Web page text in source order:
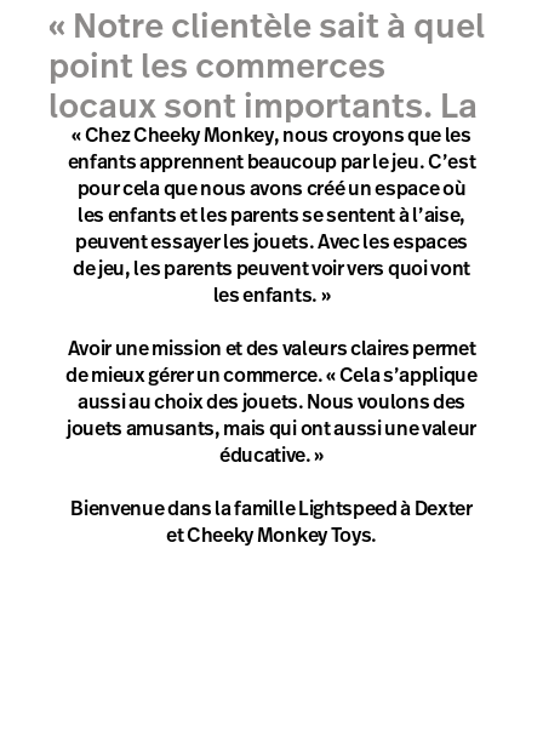
« Notre clientèle sait à quel
point les commerces
locaux sont importants. La
valeur des choses n’est pas
que le prix. »
« Chez Cheeky Monkey, nous croyons que les
enfants apprennent beaucoup par le jeu. C’est
pour cela que nous avons créé un espace où
les enfants et les parents se sentent à l’aise,
peuvent essayer les jouets. Avec les espaces
de jeu, les parents peuvent voir vers quoi vont
les enfants. »
Avoir une mission et des valeurs claires permet
de mieux gérer un commerce. « Cela s’applique
aussi au choix des jouets. Nous voulons des
jouets amusants, mais qui ont aussi une valeur
éducative. »
Bienvenue dans la famille Lightspeed à Dexter
et Cheeky Monkey Toys.